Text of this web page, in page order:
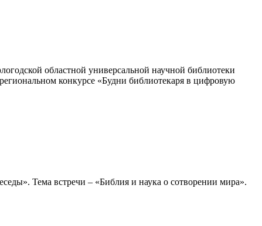
областной универсальной научной библиотеки
конкурсе «Будни библиотекаря в цифровую
Тема встречи – «Библия и наука о сотворении мира».